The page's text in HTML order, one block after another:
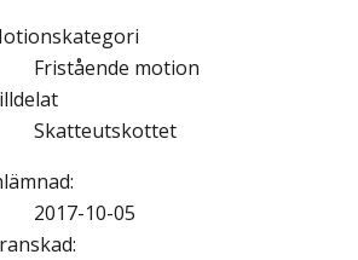
Fristående motion
Skatteutskottet
:
2017-10-05
: